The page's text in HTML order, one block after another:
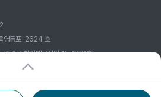
영등포-2624 호
(에이스하이테크시티 1동 908호)